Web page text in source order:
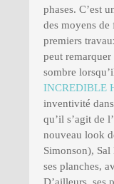
phases. C’est
des moyens de
premiers
peut
sombre
INCREDIBLE
inventivité
qu’il s’agit de
nouveau look
Simonson),
ses planches,
D’ailleurs, ses